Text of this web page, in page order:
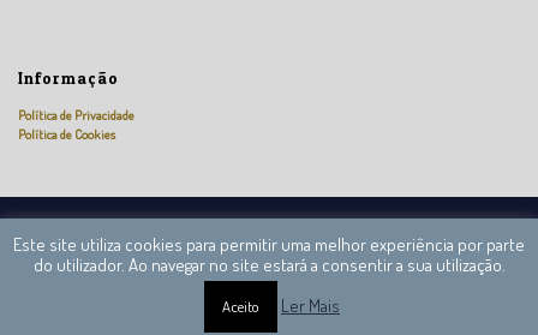
Informação
Política de Privacidade
Política de Cookies
Este site utiliza cookies para permitir uma melhor experiência por parte
do utilizador. Ao navegar no site estará a consentir a sua utilização.
Aceito Ler Mais